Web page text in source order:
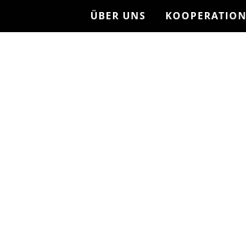
ÜBER UNS KOOPERATION